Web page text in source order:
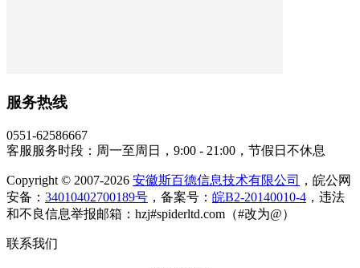
服务热线
0551-62586667
客服服务时段：周一至周日，9:00 - 21:00，节假日不休息
Copyright © 2007-2026 安徽斯百德信息技术有限公司
，皖公网
安备： 34010402700189号 ，备案号： 皖B2-20140010-4 ，违法
和不良信息举报邮箱：hzj#spiderltd.com（#改为@）
联系我们